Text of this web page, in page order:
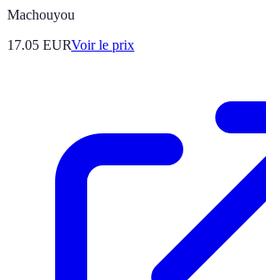
Machouyou
17.05 EURVoir le prix